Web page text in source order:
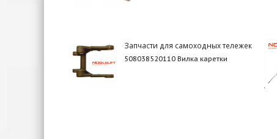
Запчасти для самоходных тележек
508038520110 Вилка каретки